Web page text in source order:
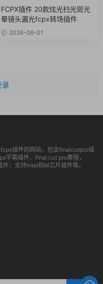
fcpx转场
FCPX插件 20款炫光扫光斑光
晕镜头漏光fcpx转场插件
2026-06-01
录
插件的网站，包含finalcutpro插
字幕插件，final cut pro教程，
，支持Intel和M芯片插件等。